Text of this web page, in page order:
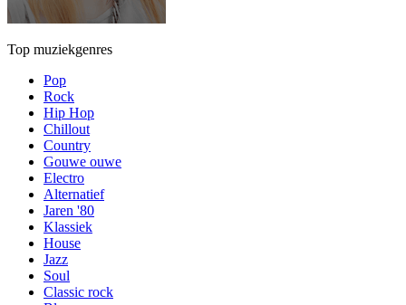
Top muziekgenres
Pop
Rock
Hip Hop
Chillout
Country
Gouwe ouwe
Electro
Alternatief
Jaren '80
Klassiek
House
Jazz
Soul
Classic rock